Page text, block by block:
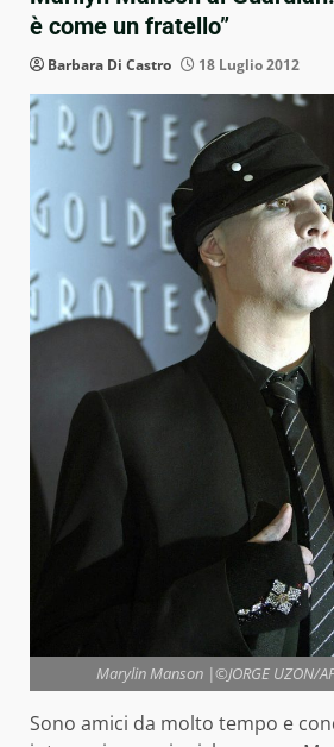
è come un fratello”
Barbara Di Castro 18 Luglio 2012
Marylin Manson |©JORGE UZON/
Sono amici da molto tempo e